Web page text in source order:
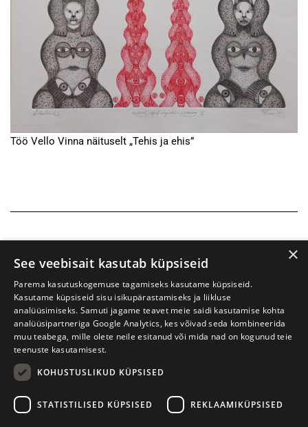
Töö Vello Vinna näituselt „Tehis ja ehis”
Prima Vista kirjandusfestival
+372 56906836
×
See veebisait kasutab küpsiseid
Parema kasutuskogemuse tagamiseks kasutame küpsiseid.
Kasutame küpsiseid sisu isikupärastamiseks ja liikluse
analüüsimiseks. Samuti jagame teavet meie saidi kasutamise kohta
analüüsipartneriga Google Analytics, kes võivad seda kombineerida
muu teabega, mille olete neile esitanud või mida nad on kogunud teie
teenuste kasutamisest.
KOHUSTUSLIKUD KÜPSISED
STATISTILISED KÜPSISED REKLAAMIKÜPSISED